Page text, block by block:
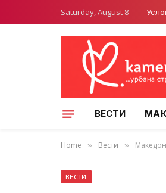
Saturday, August 8
ВЕСТИ
Home » Вести »
ВЕСТИ